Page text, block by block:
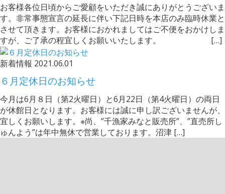
お客様各位日頃からご愛顧をいただき誠にありがとうございま
す。非常事態宣言の延長に伴い下記日時を本店のみ臨時休業と
させて頂きます。お客様におかれましてはご不便をおかけしま
すが、ご了承の程宜しくお願いいたします。 […]
新着情報 2021.06.01
６月定休日のお知らせ
今月は6月８日（第2火曜日）と6月22日（第4火曜日）の両日
が休館日となります。お客様には誠に申し訳ございませんが、
宜しくお願いします。※尚、”千漁家みなと販売所”、”直売所し
ゅんよう”は年中無休で営業しております。沼津 […]